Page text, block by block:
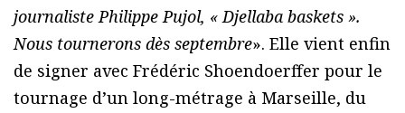
journaliste Philippe Pujol, « Djellaba baskets ».
Nous tournerons dès septembre». Elle vient enfin
de signer avec Frédéric Shoendoerffer pour le
tournage d’un long-métrage à Marseille, du